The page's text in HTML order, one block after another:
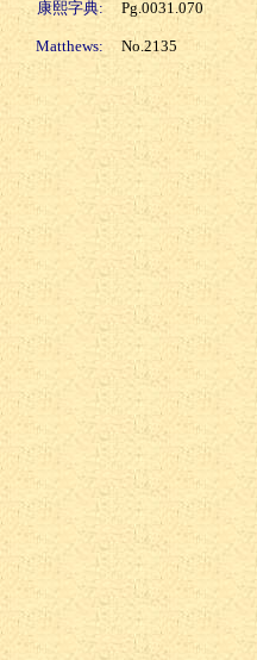
康熙字典: Pg.0031.070
Matthews: No.2135